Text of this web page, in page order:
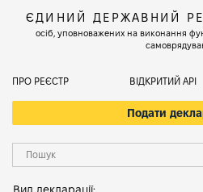
ЄДИНИЙ ДЕРЖАВНИЙ
осіб, уповноважених на виконання
ПРО РЕЄСТР ВІДКРИТИЙ АРІ
Подати